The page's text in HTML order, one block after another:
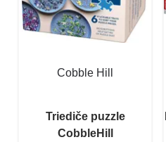
Cobble Hill
Triediče puzzle
CobbleHill